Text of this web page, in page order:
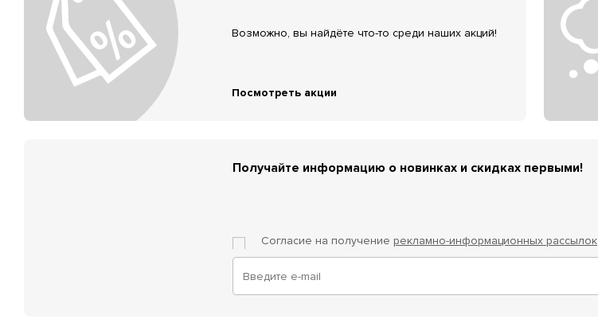
Возможно, вы найдёте что-то среди наших акций!
Посмотреть акции
Получайте информацию о новинках и скидках первыми!
Согласие на получение рекламно-информационных рассылок